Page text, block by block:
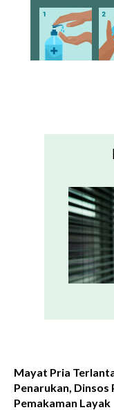
Mayat Pria
Penarukan, Dinsos
Pemakaman Layak